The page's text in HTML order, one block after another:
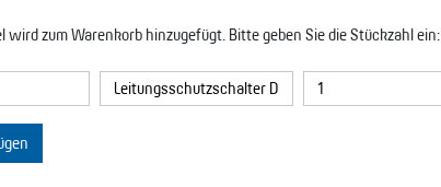
wird zum Warenkorb hinzugefügt. Bitte geben Sie die Stückzahl ein: